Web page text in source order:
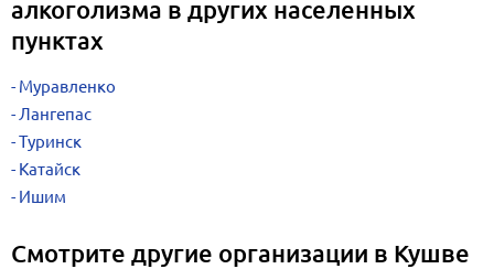
алкоголизма в других населенных
пунктах
Муравленко
Лангепас
Туринск
Катайск
Ишим
Смотрите другие организации в Кушве